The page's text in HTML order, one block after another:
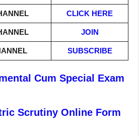
CLICK HERE
JOIN
SUBSCRIBE
Cum Special Exam
Scrutiny Online Form